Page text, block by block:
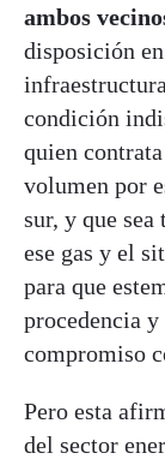
ambos
disposición
condición
quien
volumen por
sur, y que
ese gas y el
para que
procedencia
compromiso
Pero esta
del sector